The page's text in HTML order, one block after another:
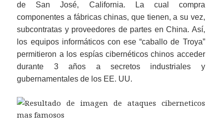
de San José, California. La cual compra
componentes a fábricas chinas, que tienen, a su vez,
subcontratas y proveedores de partes en China. Así,
los equipos informáticos con ese “caballo de Troya”
permitieron a los espías cibernéticos chinos acceder
durante 3 años a secretos industriales y
gubernamentales de los EE. UU.